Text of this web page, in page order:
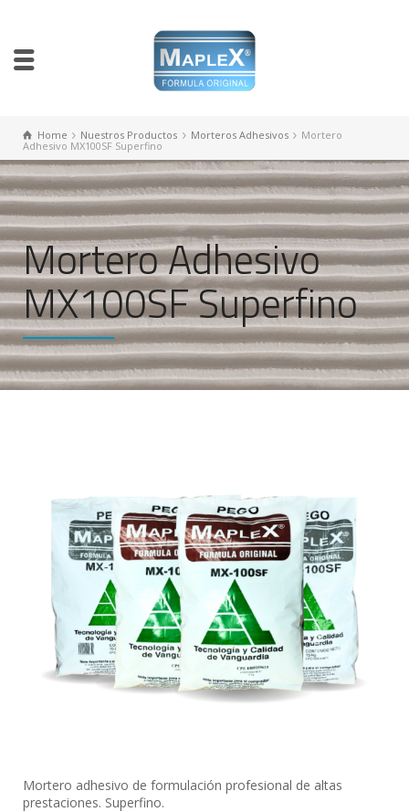
Home Nuestros Productos Morteros Adhesivos
Mortero
Adhesivo MX100SF Superfino
Mortero Adhesivo
MX100SF Superfino
Mortero adhesivo de formulación profesional de altas
prestaciones. Superfino.